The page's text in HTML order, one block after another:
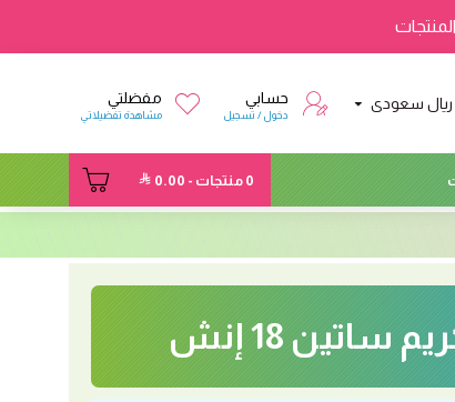
ريال سعودى حسابي
دخول / تسجيل
مفضلتي
مشاهدة تفضيلاتي
0 منتجات - 0.00
18 إنش